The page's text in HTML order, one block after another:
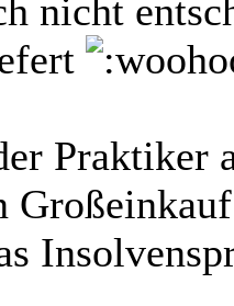
nicht
Praktiker